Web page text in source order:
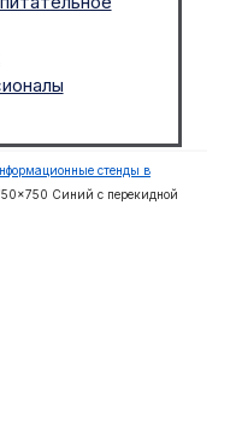
стенды в
Синий с перекидной